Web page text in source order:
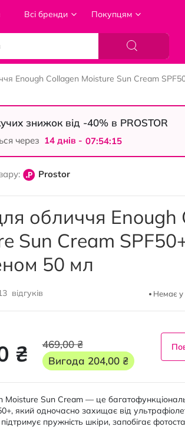
Всі бренди Покупцям
Enough Collagen Moisture Sun Cream
знижок від -40% в PROSTOR
через 14 днiв - 07:54:14
Prostor
обличчя Enough
Sun Cream
50 мл
відгуків Немає у
₴
469,00 ₴
Вигода 204,00 ₴
Moisture Sun Cream — це
який одночасно захищає від
пружність шкіри, запобігає